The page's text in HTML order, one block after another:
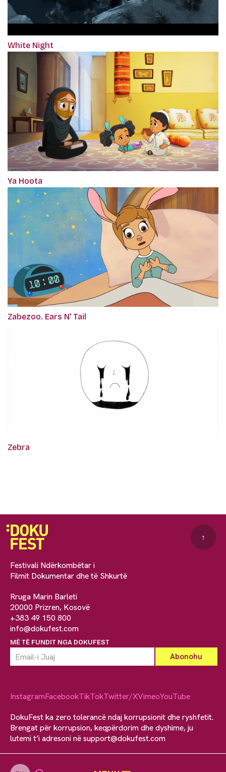
White Night
Ya Hoota
Zabezoo. Ears N' Tail
Zebra
Festivali Ndërkombëtar i
Filmit Dokumentar dhe të Shkurtë
Rruga Marin Barleti
20000 Prizren, Kosovë
+383 49 150 800
info@dokufest.com
MË TË FUNDIT NGA DOKUFEST
↑
InstagramFacebookTikTokTwitter/XVimeoYouTube
DokuFest ka zero tolerancë ndaj korrupsionit dhe ryshfetit.
Brengat për korrupsion, keqpërdorim dhe dyshime, ju
lutemi t’i adresoni nësupport@dokufest.com